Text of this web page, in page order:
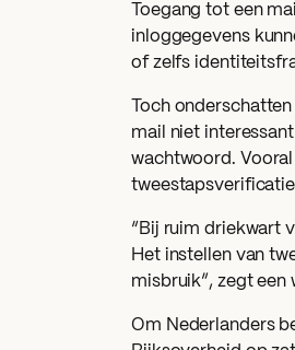
Toegang tot een
inloggegevens
of zelfs
Toch
mail niet
wachtwoord.
“Bij ruim driekwart
Het instellen van
misbruik”, zegt een
Om Nederlanders